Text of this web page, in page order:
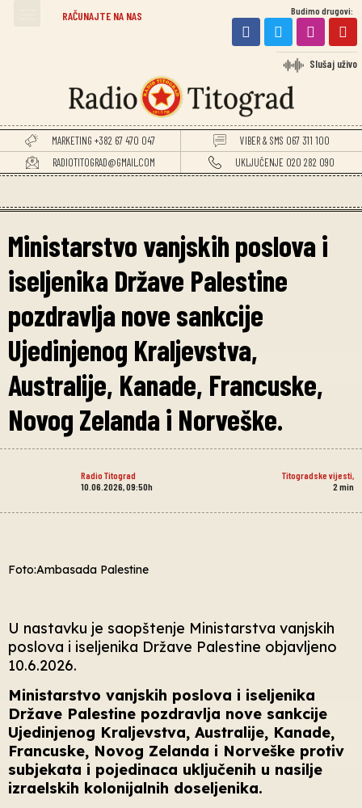
RAČUNAJTE NA NAS Budimo drugovi:
Slušaj uživo
MARKETING +382 67 470 047
VIBER & SMS 067 311 100
RADIOTITOGRAD@GMAIL.COM
UKLJUČENJE 020 282 090
Ministarstvo vanjskih poslova i
iseljenika Države Palestine
pozdravlja nove sankcije
Ujedinjenog Kraljevstva,
Australije, Kanade, Francuske,
Novog Zelanda i Norveške.
Radio Titograd Titogradske vijesti,
10.06.2026, 09:50h
2 min
Foto:Ambasada Palestine
U nastavku je saopštenje Ministarstva vanjskih
poslova i iseljenika Države Palestine objavljeno
10.6.2026.
Ministarstvo vanjskih poslova i iseljenika
Države Palestine pozdravlja nove sankcije
Ujedinjenog Kraljevstva, Australije, Kanade,
Francuske, Novog Zelanda i Norveške protiv
subjekata i pojedinaca uključenih u nasilje
izraelskih kolonijalnih doseljenika.